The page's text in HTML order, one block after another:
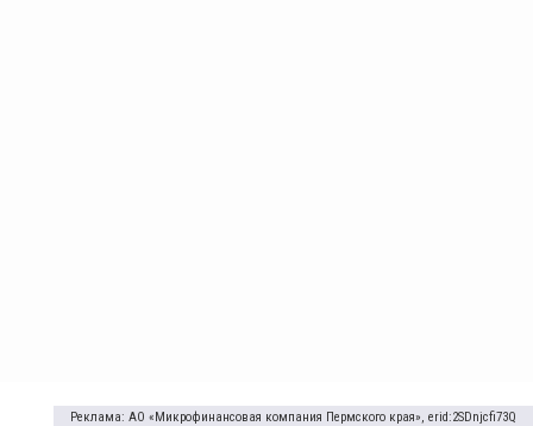
Реклама: АО «Микрофинансовая компания Пермского края», erid:2SDnjcfi73Q